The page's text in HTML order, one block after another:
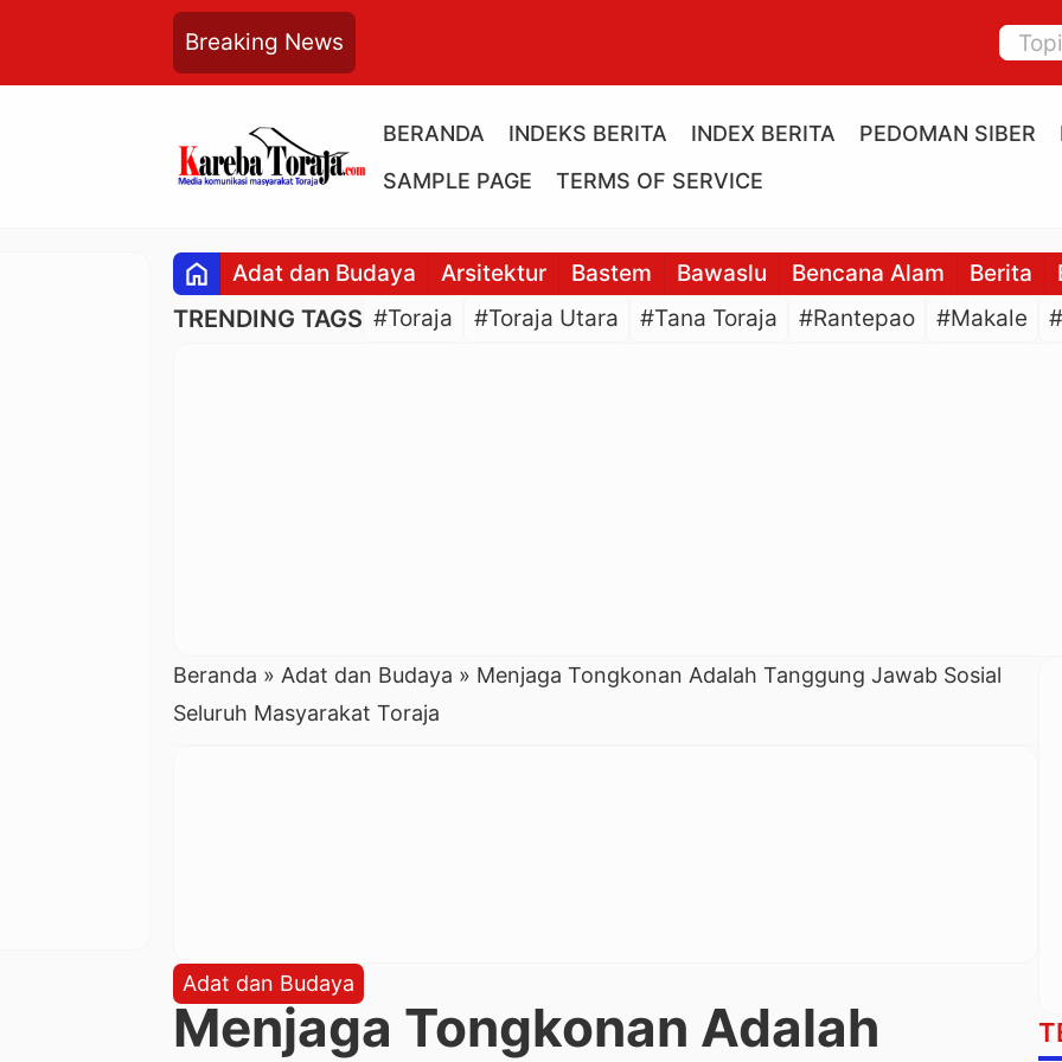
Breaking News
BERANDA INDEKS BERITA INDEX BERITA PEDOMAN SIBER
SAMPLE PAGE
TERMS OF SERVICE
home Adat dan Budaya Arsitektur Bastem Bawaslu Bencana Alam Berita
TRENDING TAGS #Toraja #Toraja Utara #Tana Toraja #Rantepao #Makale
Beranda » Adat dan Budaya » Menjaga Tongkonan Adalah Tanggung Jawab Sosial
Seluruh Masyarakat Toraja
Adat dan Budaya
Menjaga Tongkonan Adalah